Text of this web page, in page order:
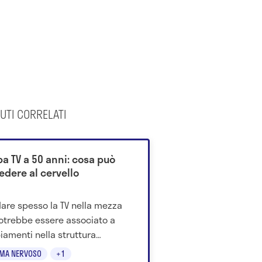
CORRELATI
NERVOSO +1
TV a 50 anni: cosa può
al cervello
spesso la TV nella mezza
essere associato a
nella struttura
anni dopo, secondo un